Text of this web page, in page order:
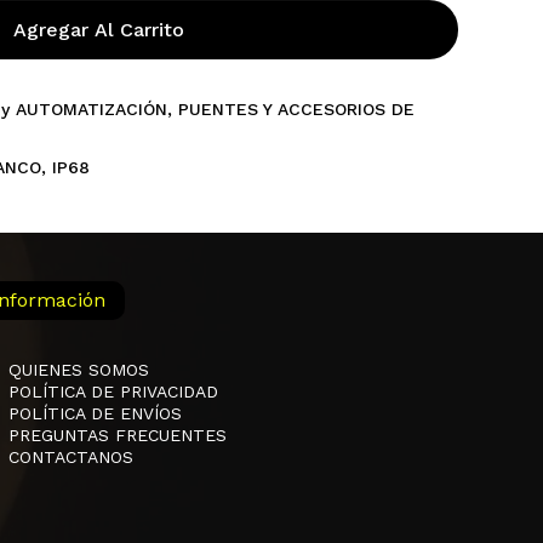
Agregar Al Carrito
AUTOMATIZACIÓN, PUENTES Y ACCESORIOS DE
, IP68
QUIENES SOMOS
POLÍTICA DE PRIVACIDAD
POLÍTICA DE ENVÍOS
PREGUNTAS FRECUENTES
CONTACTANOS